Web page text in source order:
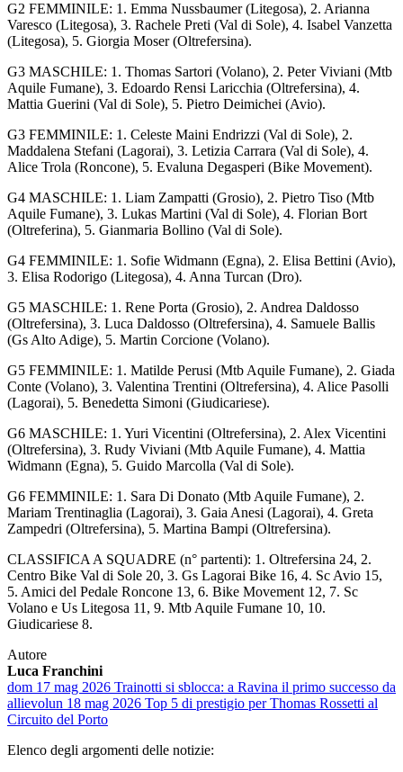
G2 FEMMINILE: 1. Emma Nussbaumer (Litegosa), 2. Arianna
Varesco (Litegosa), 3. Rachele Preti (Val di Sole), 4. Isabel Vanzetta
(Litegosa), 5. Giorgia Moser (Oltrefersina).
G3 MASCHILE: 1. Thomas Sartori (Volano), 2. Peter Viviani (Mtb
Aquile Fumane), 3. Edoardo Rensi Laricchia (Oltrefersina), 4.
Mattia Guerini (Val di Sole), 5. Pietro Deimichei (Avio).
G3 FEMMINILE: 1. Celeste Maini Endrizzi (Val di Sole), 2.
Maddalena Stefani (Lagorai), 3. Letizia Carrara (Val di Sole), 4.
Alice Trola (Roncone), 5. Evaluna Degasperi (Bike Movement).
G4 MASCHILE: 1. Liam Zampatti (Grosio), 2. Pietro Tiso (Mtb
Aquile Fumane), 3. Lukas Martini (Val di Sole), 4. Florian Bort
(Oltreferina), 5. Gianmaria Bollino (Val di Sole).
G4 FEMMINILE: 1. Sofie Widmann (Egna), 2. Elisa Bettini (Avio),
3. Elisa Rodorigo (Litegosa), 4. Anna Turcan (Dro).
G5 MASCHILE: 1. Rene Porta (Grosio), 2. Andrea Daldosso
(Oltrefersina), 3. Luca Daldosso (Oltrefersina), 4. Samuele Ballis
(Gs Alto Adige), 5. Martin Corcione (Volano).
G5 FEMMINILE: 1. Matilde Perusi (Mtb Aquile Fumane), 2. Giada
Conte (Volano), 3. Valentina Trentini (Oltrefersina), 4. Alice Pasolli
(Lagorai), 5. Benedetta Simoni (Giudicariese).
G6 MASCHILE: 1. Yuri Vicentini (Oltrefersina), 2. Alex Vicentini
(Oltrefersina), 3. Rudy Viviani (Mtb Aquile Fumane), 4. Mattia
Widmann (Egna), 5. Guido Marcolla (Val di Sole).
G6 FEMMINILE: 1. Sara Di Donato (Mtb Aquile Fumane), 2.
Mariam Trentinaglia (Lagorai), 3. Gaia Anesi (Lagorai), 4. Greta
Zampedri (Oltrefersina), 5. Martina Bampi (Oltrefersina).
CLASSIFICA A SQUADRE (n° partenti): 1. Oltrefersina 24, 2.
Centro Bike Val di Sole 20, 3. Gs Lagorai Bike 16, 4. Sc Avio 15,
5. Amici del Pedale Roncone 13, 6. Bike Movement 12, 7. Sc
Volano e Us Litegosa 11, 9. Mtb Aquile Fumane 10, 10.
Giudicariese 8.
Autore
Luca Franchini
dom 17 mag 2026 Trainotti si sblocca: a Ravina il primo successo da
allievolun 18 mag 2026 Top 5 di prestigio per Thomas Rossetti al
Circuito del Porto
Elenco degli argomenti delle notizie: